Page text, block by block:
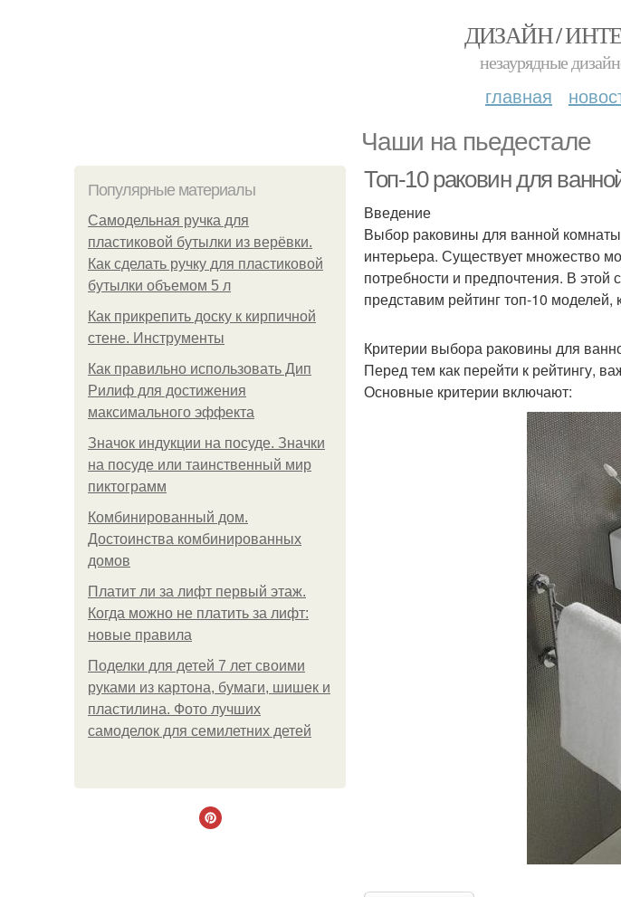
ДИЗАЙН /
незаурядные
главная
Чаши на пьедестале
Популярные материалы
Самодельная ручка для
пластиковой бутылки из верёвки.
Как сделать ручку для пластиковой
бутылки объемом 5 л
Как прикрепить доску к кирпичной
стене. Инструменты
Как правильно использовать Дип
Рилиф для достижения
максимального эффекта
Значок индукции на посуде. Значки
на посуде или таинственный мир
пиктограмм
Комбинированный дом.
Достоинства комбинированных
домов
Платит ли за лифт первый этаж.
Когда можно не платить за лифт:
новые правила
Поделки для детей 7 лет своими
руками из картона, бумаги, шишек и
пластилина. Фото лучших
самоделок для семилетних детей
Топ-10 раковин для
Введение
Выбор раковины для ванной
интерьера. Существует множество
потребности и предпочтения. В
представим рейтинг топ-10
Критерии выбора раковины для
Перед тем как перейти к рейтингу,
Основные критерии включают: